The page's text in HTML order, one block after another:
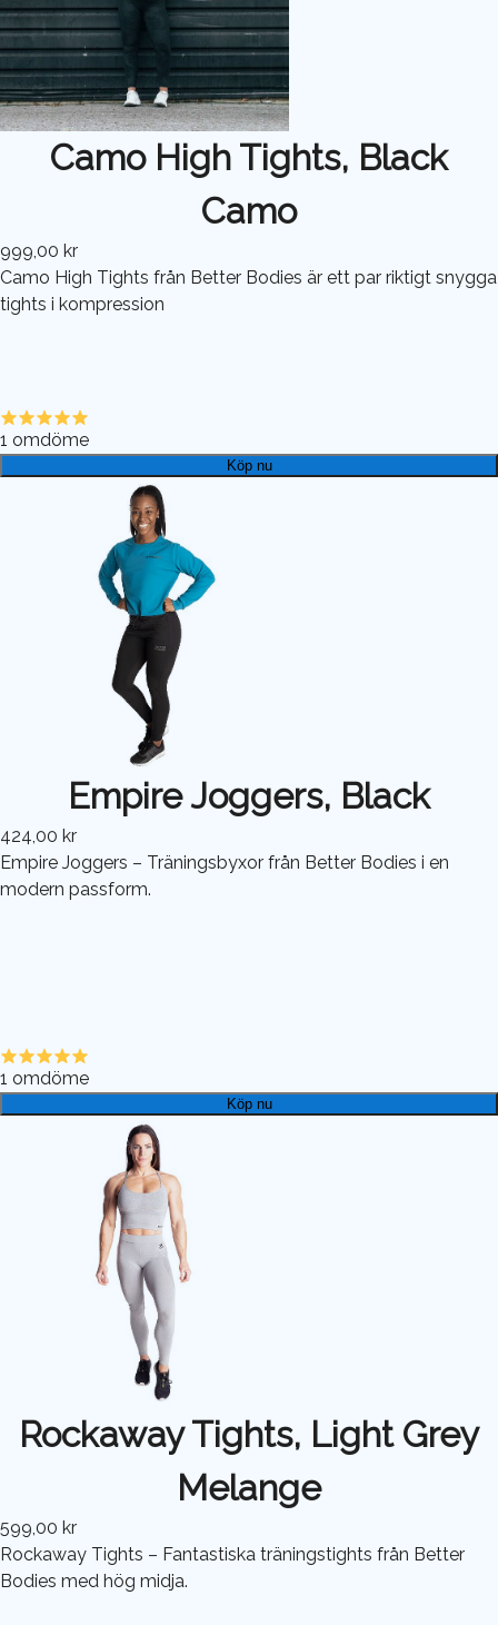
Camo High Tights, Black
Camo
999,00 kr
Camo High Tights från Better Bodies är ett par riktigt snygga
tights i kompression
1 omdöme
Köp nu
Empire Joggers, Black
424,00 kr
Empire Joggers – Träningsbyxor från Better Bodies i en
modern passform.
1 omdöme
Köp nu
Rockaway Tights, Light Grey
Melange
599,00 kr
Rockaway Tights – Fantastiska träningstights från Better
Bodies med hög midja.